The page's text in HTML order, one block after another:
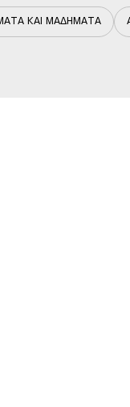
ΚΑΙ ΜΑΔΗΜΑΤΑ